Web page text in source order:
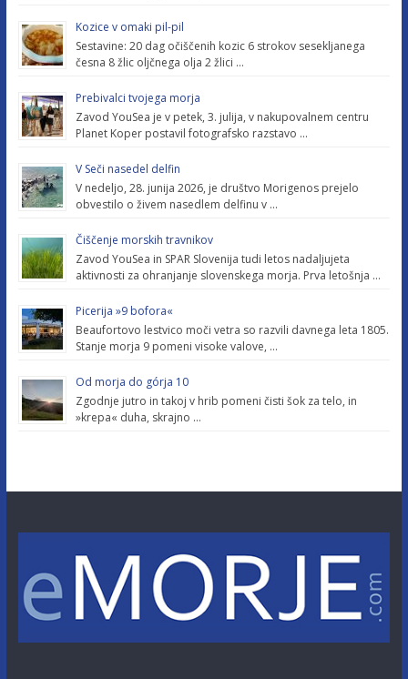
Kozice v omaki pil-pil
Sestavine: 20 dag očiščenih kozic 6 strokov sesekljanega
česna 8 žlic oljčnega olja 2 žlici …
Prebivalci tvojega morja
Zavod YouSea je v petek, 3. julija, v nakupovalnem centru
Planet Koper postavil fotografsko razstavo …
V Seči nasedel delfin
V nedeljo, 28. junija 2026, je društvo Morigenos prejelo
obvestilo o živem nasedlem delfinu v …
Čiščenje morskih travnikov
Zavod YouSea in SPAR Slovenija tudi letos nadaljujeta
aktivnosti za ohranjanje slovenskega morja. Prva letošnja …
Picerija »9 bofora«
Beaufortovo lestvico moči vetra so razvili davnega leta 1805.
Stanje morja 9 pomeni visoke valove, …
Od morja do górja 10
Zgodnje jutro in takoj v hrib pomeni čisti šok za telo, in
»krepa« duha, skrajno …